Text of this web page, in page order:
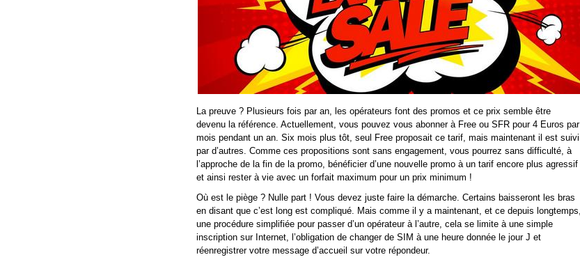
La preuve ? Plusieurs fois par an, les opérateurs font des promos et ce prix semble être
devenu la référence. Actuellement, vous pouvez vous abonner à Free ou SFR pour 4 Euros par
mois pendant un an. Six mois plus tôt, seul Free proposait ce tarif, mais maintenant il est suivi
par d’autres. Comme ces propositions sont sans engagement, vous pourrez sans difficulté, à
l’approche de la fin de la promo, bénéficier d’une nouvelle promo à un tarif encore plus agressif
et ainsi rester à vie avec un forfait maximum pour un prix minimum !
Où est le piège ? Nulle part ! Vous devez juste faire la démarche. Certains baisseront les bras
en disant que c’est long est compliqué. Mais comme il y a maintenant, et ce depuis longtemps,
une procédure simplifiée pour passer d’un opérateur à l’autre, cela se limite à une simple
inscription sur Internet, l’obligation de changer de SIM à une heure donnée le jour J et
réenregistrer votre message d’accueil sur votre répondeur.